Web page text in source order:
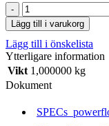
Kantlistsats
till
Sentiotec
Concept
R
Till
9-
10,5
kW-
Lägg till i varukorg
Lägg till i önskelista
Ytterligare information
Vikt 1,000000 kg
Dokument